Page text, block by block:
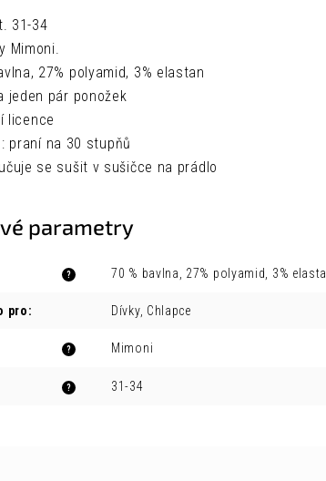
31-34
Mimoni.
27% polyamid, 3% elastan
jeden pár ponožek
licence
praní na 30 stupňů
se sušit v sušičce na prádlo
parametry
? 70 % bavlna, 27% polyamid, 3%
pro: Dívky, Chlapce
? Mimoni
? 31-34